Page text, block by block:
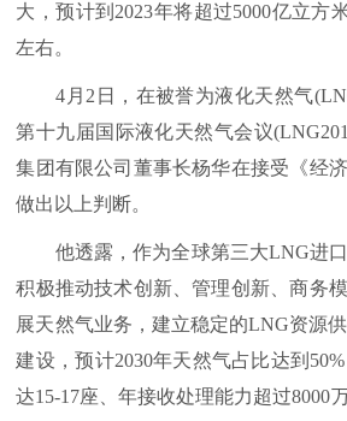
大，预计到2023年将超过5000亿立方
左右。
4月2日，在被誉为液化天然气
第十九届国际液化天然气会议
集团有限公司董事长杨华在接受《经
做出以上判断。
他透露，作为全球第三大LNG进口
积极推动技术创新、管理创新、商务
展天然气业务，建立稳定的LNG资源
建设，预计2030年天然气占比达到
达15-17座、年接收处理能力超过8000